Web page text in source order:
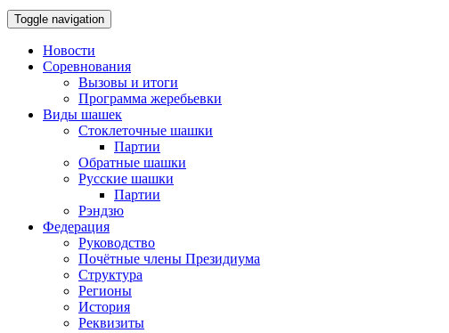
Toggle navigation
Новости
Соревнования
Вызовы и итоги
Программа жеребьевки
Виды шашек
Стоклеточные шашки
Партии
Обратные шашки
Русские шашки
Партии
Рэндзю
Федерация
Руководство
Почётные члены Президиума
Структура
Регионы
История
Реквизиты